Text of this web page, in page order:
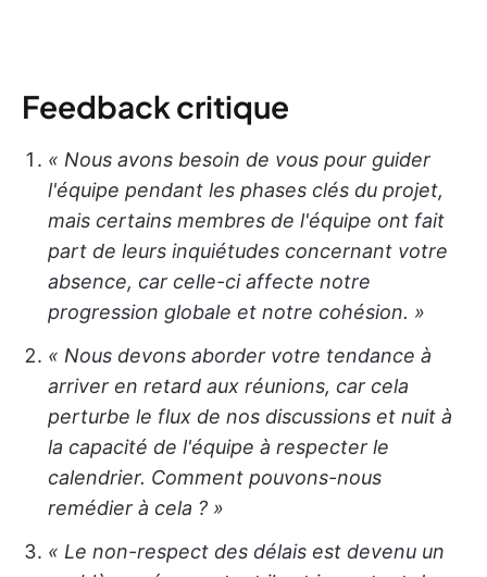
Feedback critique
« Nous avons besoin de vous pour guider
l'équipe pendant les phases clés du projet,
mais certains membres de l'équipe ont fait
part de leurs inquiétudes concernant votre
absence, car celle-ci affecte notre
progression globale et notre cohésion. »
« Nous devons aborder votre tendance à
arriver en retard aux réunions, car cela
perturbe le flux de nos discussions et nuit à
la capacité de l'équipe à respecter le
calendrier. Comment pouvons-nous
remédier à cela ? »
« Le non-respect des délais est devenu un